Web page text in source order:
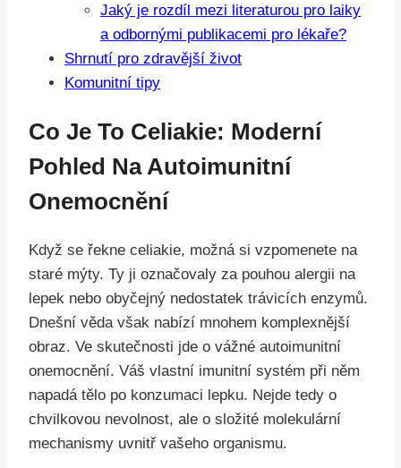
Jaký je rozdíl mezi literaturou pro laiky
a odbornými publikacemi pro lékaře?
Shrnutí pro zdravější život
Komunitní tipy
Co Je To Celiakie: Moderní
Pohled Na Autoimunitní
Onemocnění
Když se řekne celiakie, možná si vzpomenete na
staré mýty. Ty ji označovaly za pouhou alergii na
lepek nebo obyčejný nedostatek trávicích enzymů.
Dnešní věda však nabízí mnohem komplexnější
obraz. Ve skutečnosti jde o vážné autoimunitní
onemocnění. Váš vlastní imunitní systém při něm
napadá tělo po konzumaci lepku. Nejde tedy o
chvilkovou nevolnost, ale o složité molekulární
mechanismy uvnitř vašeho organismu.